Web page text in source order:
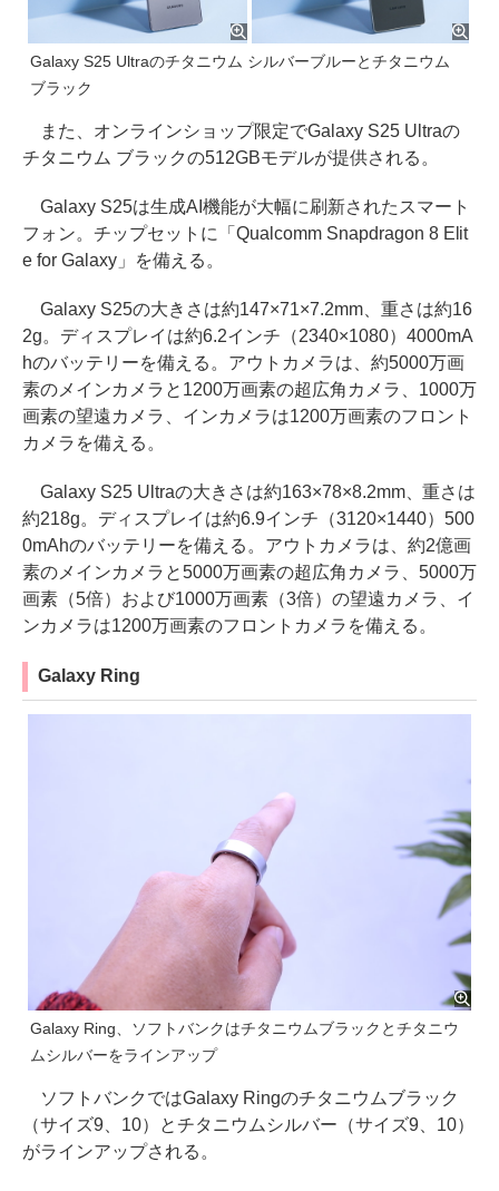
Galaxy S25 Ultraのチタニウム シルバーブルーとチタニウム
ブラック
また、オンラインショップ限定でGalaxy S25 Ultraの
チタニウム ブラックの512GBモデルが提供される。
Galaxy S25は生成AI機能が大幅に刷新されたスマート
フォン。チップセットに「Qualcomm Snapdragon 8 Elit
e for Galaxy」を備える。
Galaxy S25の大きさは約147×71×7.2mm、重さは約16
2g。ディスプレイは約6.2インチ（2340×1080）4000mA
hのバッテリーを備える。アウトカメラは、約5000万画
素のメインカメラと1200万画素の超広角カメラ、1000万
画素の望遠カメラ、インカメラは1200万画素のフロント
カメラを備える。
Galaxy S25 Ultraの大きさは約163×78×8.2mm、重さは
約218g。ディスプレイは約6.9インチ（3120×1440）500
0mAhのバッテリーを備える。アウトカメラは、約2億画
素のメインカメラと5000万画素の超広角カメラ、5000万
画素（5倍）および1000万画素（3倍）の望遠カメラ、イ
ンカメラは1200万画素のフロントカメラを備える。
Galaxy Ring
Galaxy Ring、ソフトバンクはチタニウムブラックとチタニウ
ムシルバーをラインアップ
ソフトバンクではGalaxy Ringのチタニウムブラック
（サイズ9、10）とチタニウムシルバー（サイズ9、10）
がラインアップされる。